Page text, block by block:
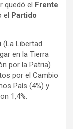
quedó el Frente
el Partido
(La Libertad
en la Tierra
por la Patria)
por el Cambio
País (4%) y
1,4%.